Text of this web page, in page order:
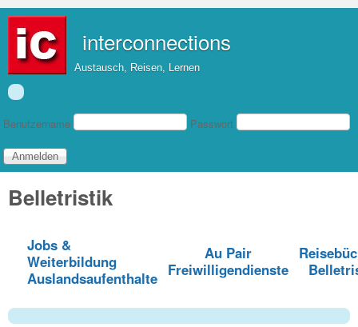
interconnections
Austausch, Reisen, Lernen
Benutzeranmeldung
Benutzername Passwort
Belletristik
Jobs &
Weiterbildung
Auslandsaufenthalte
Au Pair
Freiwilligendienste